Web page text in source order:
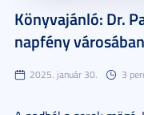
Könyvajánló: Dr.
napfény városában
2025. január 30. 3